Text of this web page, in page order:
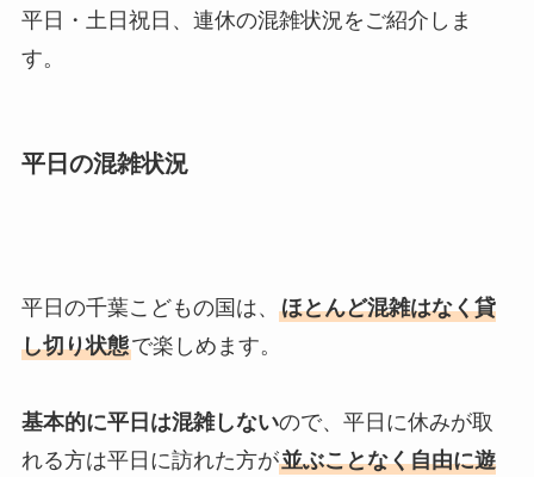
平日・土日祝日、連休の混雑状況をご紹介しま
す。
平日の混雑状況
平日の千葉こどもの国は、 ほとんど混雑はなく貸
し切り状態で楽しめます。
基本的に平日は混雑しないので、平日に休みが取
れる方は平日に訪れた方が並ぶことなく自由に遊